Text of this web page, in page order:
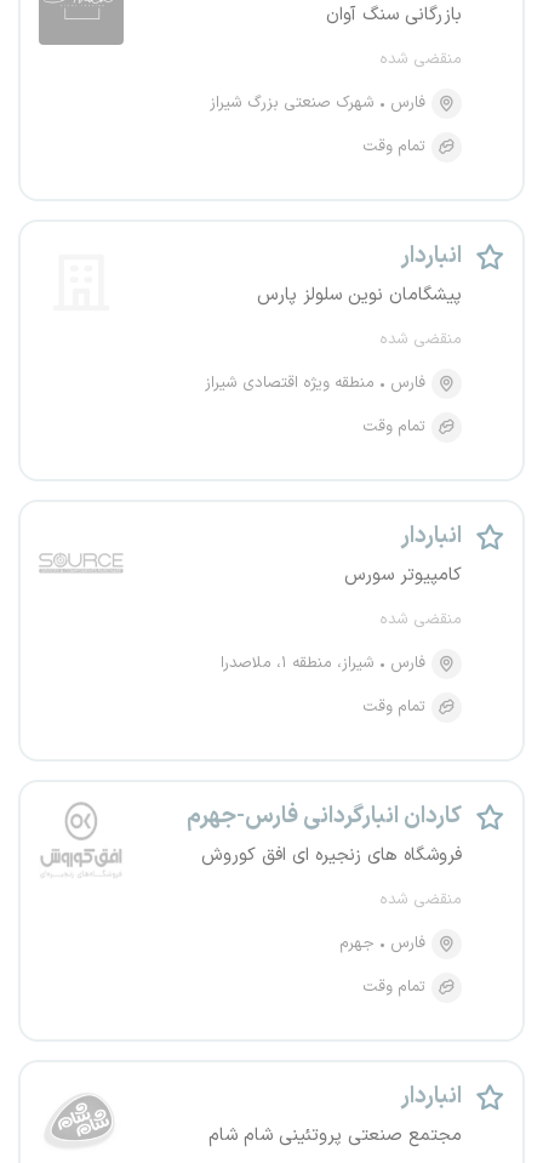
بازرگانی سنگ آوان
منقضی شده
فارس
شهرک صنعتی بزرگ شیراز
تمام وقت
انباردار
پیشگامان نوین سلولز پارس
منقضی شده
فارس
منطقه ویژه اقتصادی شیراز
تمام وقت
انباردار
کامپیوتر سورس
منقضی شده
فارس
شیراز، منطقه ۱، ملاصدرا
تمام وقت
کاردان انبارگردانی فارس-جهرم
فروشگاه های زنجیره ای افق کوروش
منقضی شده
فارس
جهرم
تمام وقت
انباردار
مجتمع صنعتی پروتئینی شام شام